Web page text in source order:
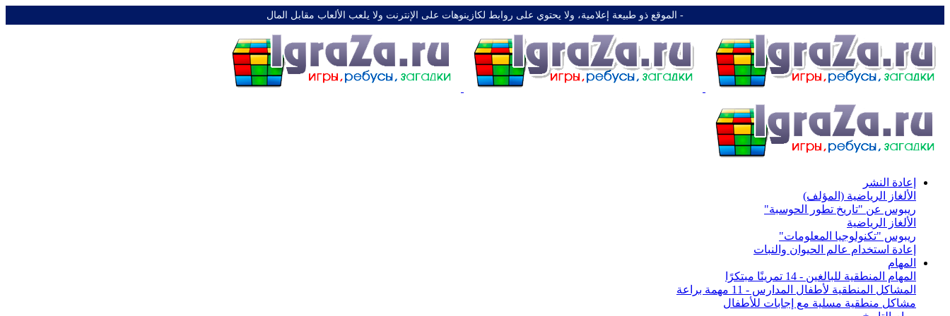
-️ الموقع ذو طبيعة إعلامية، ولا يحتوي على روابط لكازينوهات على الإنترنت ولا يلعب الألعاب مقابل المال
إعادة النشر
الألغاز الرياضية (المؤلف)
ريبوس عن "تاريخ تطور الحوسبة"
الألغاز الرياضية
ريبوس "تكنولوجيا المعلومات"
إعادة استخدام عالم الحيوان والنبات
المهام
المهام المنطقية للبالغين - 14 تمرينًا مبتكرًا
المشاكل المنطقية لأطفال المدارس - 11 مهمة براعة
مشاكل منطقية مسلية مع إجابات للأطفال